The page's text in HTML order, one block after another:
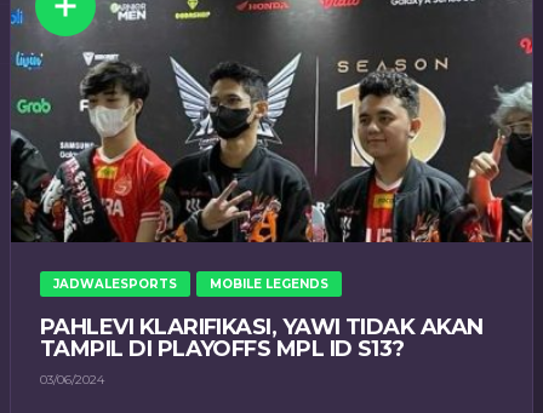
JADWALESPORTS MOBILE LEGENDS
PAHLEVI KLARIFIKASI, YAWI TIDAK AKAN
TAMPIL DI PLAYOFFS MPL ID S13?
03/06/2024